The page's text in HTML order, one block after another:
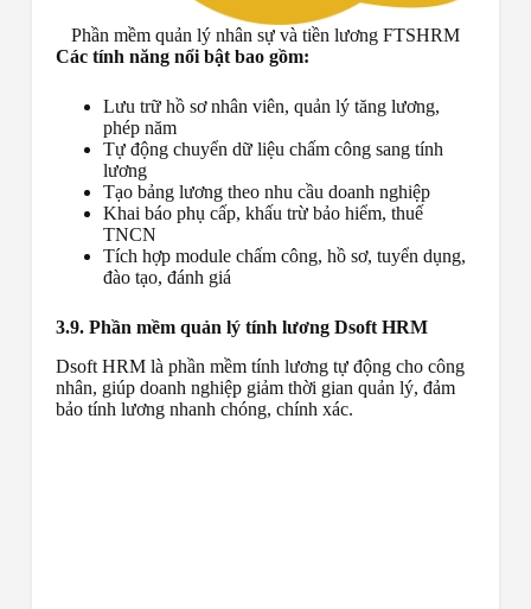
Phần mềm quản lý nhân sự và tiền lương FTSHRM
Các tính năng nổi bật bao gồm:
Lưu trữ hồ sơ nhân viên, quản lý tăng lương,
phép năm
Tự động chuyển dữ liệu chấm công sang tính
lương
Tạo bảng lương theo nhu cầu doanh nghiệp
Khai báo phụ cấp, khấu trừ bảo hiểm, thuế
TNCN
Tích hợp module chấm công, hồ sơ, tuyển dụng,
đào tạo, đánh giá
3.9. Phần mềm quản lý tính lương Dsoft HRM
Dsoft HRM là phần mềm tính lương tự động cho công
nhân, giúp doanh nghiệp giảm thời gian quản lý, đảm
bảo tính lương nhanh chóng, chính xác.